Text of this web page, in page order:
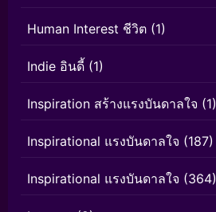
Human Interest ชีวิต (1)
Indie อินดี้ (1)
Inspiration สร้างแรงบันดาลใจ (1)
Inspirational แรงบันดาลใจ (187)
Inspirational แรงบันดาลใจ (364)